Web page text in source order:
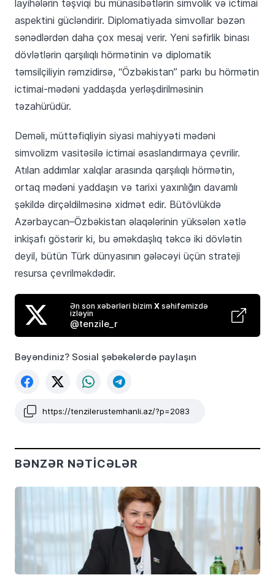
layihələrin təşviqi bu münasibətlərin simvolik və ictimai
aspektini gücləndirir. Diplomatiyada simvollar bəzən
sənədlərdən daha çox mesaj verir. Yeni səfirlik binası
dövlətlərin qarşılıqlı hörmətinin və diplomatik
təmsilçiliyin rəmzidirsə, “Özbəkistan” parkı bu hörmətin
ictimai-mədəni yaddaşda yerləşdirilməsinin
təzahürüdür.
Deməli, müttəfiqliyin siyasi mahiyyəti mədəni
simvolizm vasitəsilə ictimai əsaslandırmaya çevrilir.
Atılan addımlar xalqlar arasında qarşılıqlı hörmətin,
ortaq mədəni yaddaşın və tarixi yaxınlığın davamlı
şəkildə dirçəldilməsinə xidmət edir. Bütövlükdə
Azərbaycan–Özbəkistan əlaqələrinin yüksələn xətlə
inkişafı göstərir ki, bu əməkdaşlıq təkcə iki dövlətin
deyil, bütün Türk dünyasının gələcəyi üçün strateji
resursa çevrilməkdədir.
Ən son xəbərləri bizim Xsəhifəmizdə
izləyin
@tenzile_r
Bəyəndiniz? Sosial şəbəkələrdə paylaşın
https://tenzilerustemhanli.az/?p=2083
BƏNZƏR NƏTICƏLƏR